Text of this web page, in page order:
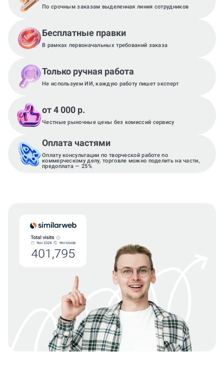
По срочным заказам выделенная линия сотрудников
Бесплатные правки
В рамках первоначальных требований заказа
Только ручная работа
Не используем ИИ, каждую работу пишет эксперт
от 4 000 р.
Честные рыночные цены без комиссий сервису
Оплата частями
Оплату консультации по творческой работе по
коммерческому делу, торговле можно поделить на части,
предоплата — 25%